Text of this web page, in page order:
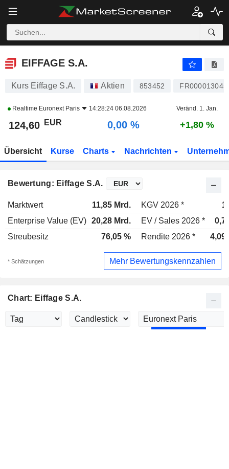
EIFFAGE S.A.
EIFFAGE S.A.
Kurs Eiffage S.A. Aktien 853452
Realtime Euronext Paris 14:28:24 06.08.2026 Veränd. 1. Jan.
124,60 EUR 0,00 % +1,80 %
Übersicht Kurse Charts Nachrichten
Bewertung: Eiffage S.A.
Marktwert 11,85 Mrd. KGV 2026 *
Enterprise Value (EV) 20,28 Mrd. EV / Sales 2026 *
Streubesitz
76,05 % Rendite 2026 * 4,09
* Schätzungen Mehr Bewertungskennzahlen
Chart: Eiffage S.A.